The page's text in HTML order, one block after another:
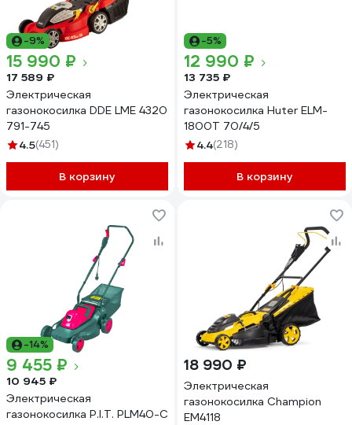
-9%
15 990 ₽
17 589 ₽
Электрическая
газонокосилка DDE LME 4320
791-745
4.5(451)
В корзину
-5%
12 990 ₽
13 735 ₽
Электрическая
газонокосилка Huter ELM-
1800T 70/4/5
4.4(218)
В корзину
-14%
9 455 ₽
10 945 ₽
Электрическая
газонокосилка P.I.T. PLM40-C
18 990 ₽
Электрическая
газонокосилка Champion
EM4118